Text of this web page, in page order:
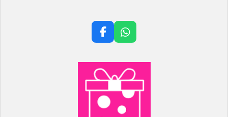
F
e
b
o
o
k
W
t
s
A
p
p